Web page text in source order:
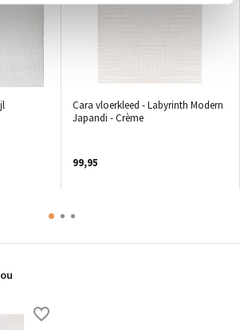
Cara vloerkleed - Labyrinth Modern
Japandi - Crème
99,95